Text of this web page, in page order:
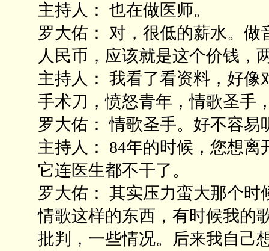
主持人： 也在做医师。
罗大佑： 对，很低的薪水。
人民币，应该就是这个价钱，
主持人： 我看了看资料，好
手术刀，愤怒青年，情歌圣手
罗大佑： 情歌圣手。好不容
主持人： 84年的时候，您想
它连医生都不干了。
罗大佑： 其实压力蛮大那个
情歌这样的东西，有时候我的
批判，一些情况。后来我自己